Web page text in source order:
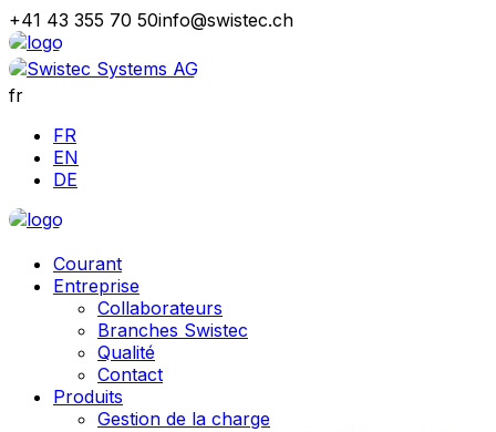
+41 43 355 70 50info@swistec.ch
fr
FR
EN
DE
Courant
Entreprise
Collaborateurs
Branches Swistec
Qualité
Contact
Produits
Gestion de la charge